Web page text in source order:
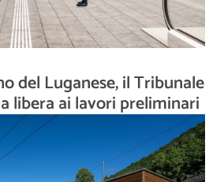
del Luganese, il Tribunale
libera ai lavori preliminari